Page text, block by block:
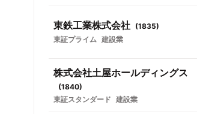
東鉄工業株式会社 (1835)
東証プライム 建設業
株式会社土屋ホールディングス
(1840)
東証スタンダード 建設業